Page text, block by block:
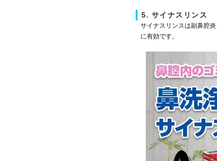
5. サイナスリンス
サイナスリンスは副鼻腔
に有効です。